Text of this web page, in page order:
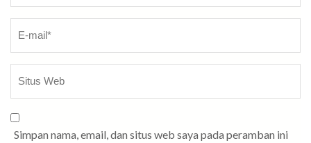
Simpan nama, email, dan situs web saya pada peramban ini